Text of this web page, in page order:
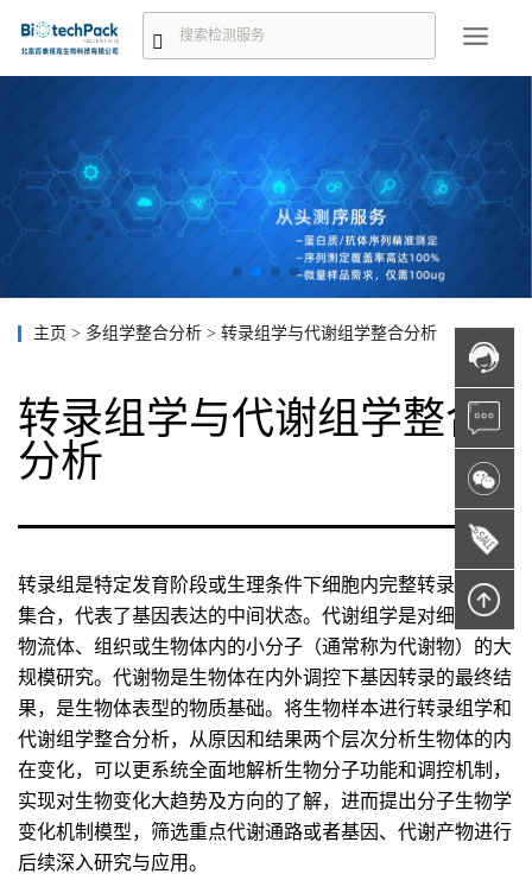
主页 > 多组学整合分析 > 转录组学与代谢组学整合分析
转录组学与代谢组学整合
分析
转录组是特定发育阶段或生理条件下细胞内完整转录信息的
集合，代表了基因表达的中间状态。代谢组学是对细胞、生
物流体、组织或生物体内的小分子（通常称为代谢物）的大
规模研究。代谢物是生物体在内外调控下基因转录的最终结
果，是生物体表型的物质基础。将生物样本进行转录组学和
代谢组学整合分析，从原因和结果两个层次分析生物体的内
在变化，可以更系统全面地解析生物分子功能和调控机制，
实现对生物变化大趋势及方向的了解，进而提出分子生物学
变化机制模型，筛选重点代谢通路或者基因、代谢产物进行
后续深入研究与应用。